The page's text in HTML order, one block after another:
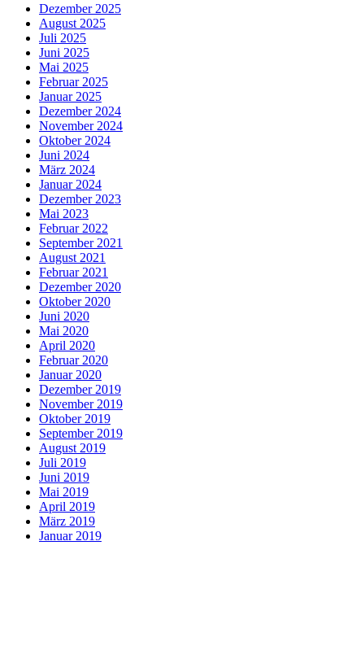
Dezember 2025
August 2025
Juli 2025
Juni 2025
Mai 2025
Februar 2025
Januar 2025
Dezember 2024
November 2024
Oktober 2024
Juni 2024
März 2024
Januar 2024
Dezember 2023
Mai 2023
Februar 2022
September 2021
August 2021
Februar 2021
Dezember 2020
Oktober 2020
Juni 2020
Mai 2020
April 2020
Februar 2020
Januar 2020
Dezember 2019
November 2019
Oktober 2019
September 2019
August 2019
Juli 2019
Juni 2019
Mai 2019
April 2019
März 2019
Januar 2019